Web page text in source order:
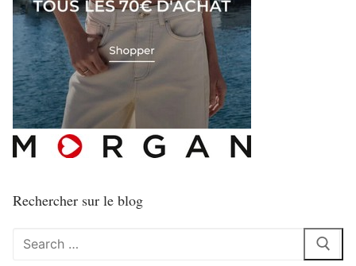
Rechercher sur le blog
Rechercher